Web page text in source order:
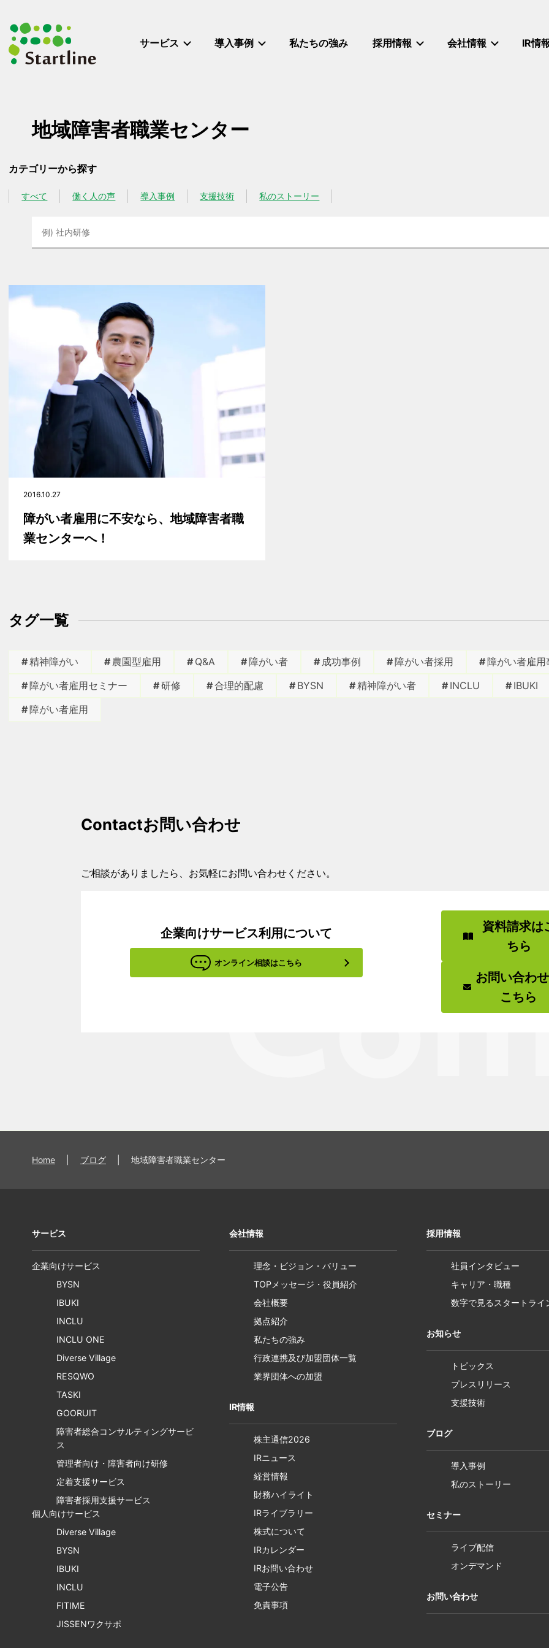
コ
サービス 導入事例 私たちの強み 採用情報 会社情報 IR情
地域障害者職業センター
カテゴリーから探す
カテゴリー
すべて
カテゴリー
働く人の声
カテゴリー
導入事例
カテゴリー
支援技術
カテゴリー
私のストーリー
2016.10.27
障がい者雇用に不安なら、地域障害者職
業センターへ！
タグ一覧
精神障がい 農園型雇用 Q&A 障がい者 成功事例 障がい者採用
障がい者雇用
障がい者雇用セミナー
研修 合理的配慮 BYSN 精神障がい者 INCLU
IBUKI
障がい者雇用
Contactお問い合わせ
ご相談がありましたら、お気軽にお問い合わせください。
企業向けサービス利用について
オンライン相談はこちら
資料請求は
ちら
お問い合わ
こちら
Home ブログ 地域障害者職業センター
サービス
企業向けサービス
BYSN
IBUKI
INCLU
INCLU ONE
Diverse Village
RESQWO
TASKI
GOORUIT
障害者総合コンサルティングサービ
ス
管理者向け・障害者向け研修
定着支援サービス
障害者採用支援サービス
個人向けサービス
Diverse Village
BYSN
IBUKI
INCLU
FITIME
JISSENワクサポ
会社情報
理念・ビジョン・バリュー
TOPメッセージ・役員紹介
会社概要
拠点紹介
私たちの強み
行政連携及び加盟団体一覧
業界団体への加盟
IR情報
株主通信2026
IRニュース
経営情報
財務ハイライト
IRライブラリー
株式について
IRカレンダー
IRお問い合わせ
電子公告
免責事項
採用情報
社員インタビュー
キャリア・職種
数字で見るスタートライ
お知らせ
トピックス
プレスリリース
支援技術
ブログ
導入事例
私のストーリー
セミナー
ライブ配信
オンデマンド
お問い合わせ